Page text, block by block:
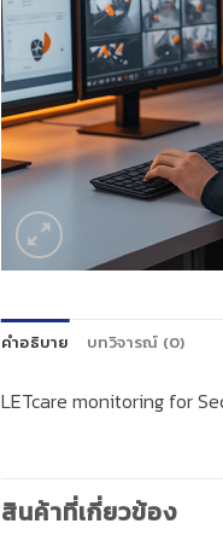
คำอธิบาย บทวิจารณ์ (0)
LETcare monitoring for
สินค้าที่เกี่ยวข้อง